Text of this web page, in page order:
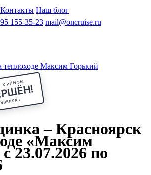
из Саратова Все города
В ПермьВ Ростов-на-Дону
На ВалаамПо ОкеПо Енисею
Октябрьская революция
Иван
Контакты Наш блог
155-35-23 mail@oncruise.ru
теплоходе Максим Горький
КРУИЗЫ
★
– Красноярск
«Максим
23.07.2026 по